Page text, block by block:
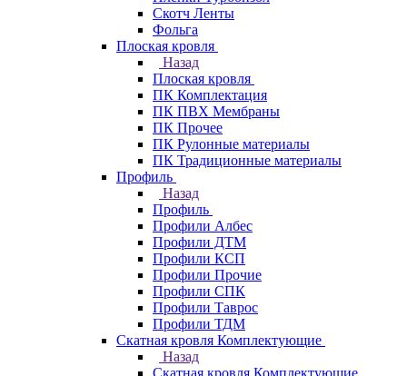
Скотч Ленты
Фольга
Плоская кровля
Назад
Плоская кровля
ПК Комплектация
ПК ПВХ Мембраны
ПК Прочее
ПК Рулонные материалы
ПК Традиционные материалы
Профиль
Назад
Профиль
Профили Албес
Профили ДТМ
Профили КСП
Профили Прочие
Профили СПК
Профили Таврос
Профили ТДМ
Скатная кровля Комплектующие
Назад
Скатная кровля Комплектующие